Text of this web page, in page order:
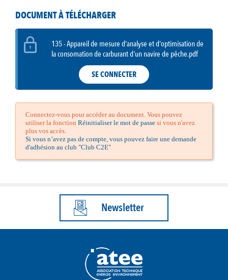
DOCUMENT À TÉLÉCHARGER
135 - Appareil de mesure d'analyse et d'optimisation de
la consomation de carburant d'un navire de pêche.pdf
SE CONNECTER
Connectez-vous pour accéder au document. Vous pouvez
utiliser la fonction Réinitialiser le mot de passesi vous n'avez
plus vos accès.
Si vous n’avez pas de compte, vous pouvez faire une demande
d'adhésion au club "Club C2E"
Newsletter